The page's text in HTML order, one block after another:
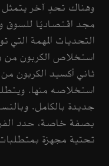
وهناك تحدٍ آخر يتمثل
مجد اقتصاديًا للسوق
التحديات المهمة التي
استخلاص الكربون من
ثاني أكسيد الكربون
استخلاصه منها.
جديدة بالكامل.
تحتية مجهزة